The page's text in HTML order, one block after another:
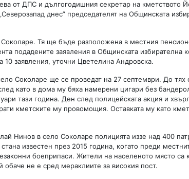
от ДПС и дългогодишния секретар на кметството
днес” председателят на Общинската
Соколаре. Тя ще бъде разположена в местния
подадените заявления в Общинската избирателна
10 заявления, уточни Цветелина Андровска.
Соколаре ще се проведат на 27 септември. До тях
като в дома му бяха намерени цигари без
тази година. Ден след полицейската акция и
кметските му провомощия. Оставката му като
Нинов в село Соколаре полицията иззе над 400
известен през 2015 година, когато преди
боеприпаси. Жители на населеното място са
не е сред мераклиите за високия пост.